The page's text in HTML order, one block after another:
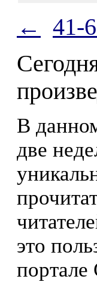
← 41-
В
две
это
портале